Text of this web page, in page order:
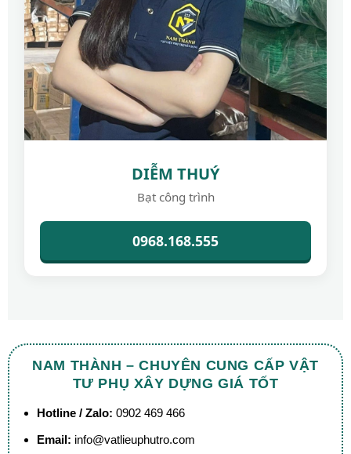
DIỄM THUÝ
Bạt công trình
0968.168.555
NAM THÀNH – CHUYÊN CUNG CẤP VẬT
TƯ PHỤ XÂY DỰNG GIÁ TỐT
Hotline / Zalo: 0902 469 466
Email: info@vatlieuphutro.com